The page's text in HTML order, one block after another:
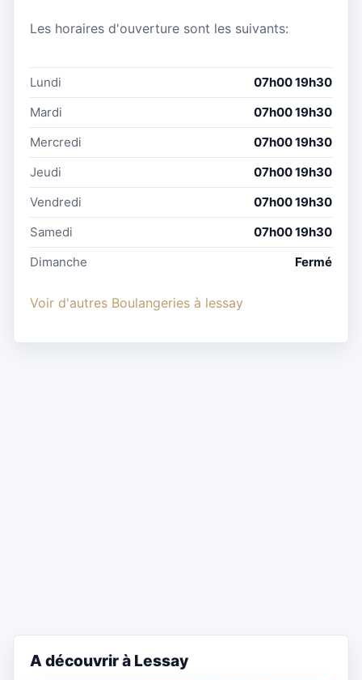
Les horaires d'ouverture sont les suivants:
Lundi
07h00 19h30
Mardi
07h00 19h30
Mercredi
07h00 19h30
Jeudi
07h00 19h30
Vendredi
07h00 19h30
Samedi
07h00 19h30
Dimanche
Fermé
Voir d'autres Boulangeries à lessay
A découvrir à Lessay